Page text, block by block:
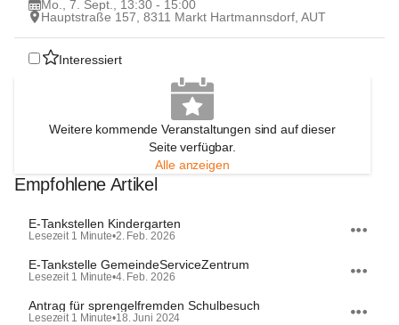
Mo., 7. Sept., 13:30 - 15:00
Hauptstraße 157, 8311 Markt Hartmannsdorf, AUT
Interessiert
Weitere kommende Veranstaltungen sind auf dieser
Seite verfügbar.
Alle anzeigen
Empfohlene Artikel
E-Tankstellen Kindergarten
Lesezeit 1 Minute•2. Feb. 2026
E-Tankstelle GemeindeServiceZentrum
Lesezeit 1 Minute•4. Feb. 2026
Antrag für sprengelfremden Schulbesuch
Lesezeit 1 Minute•18. Juni 2024